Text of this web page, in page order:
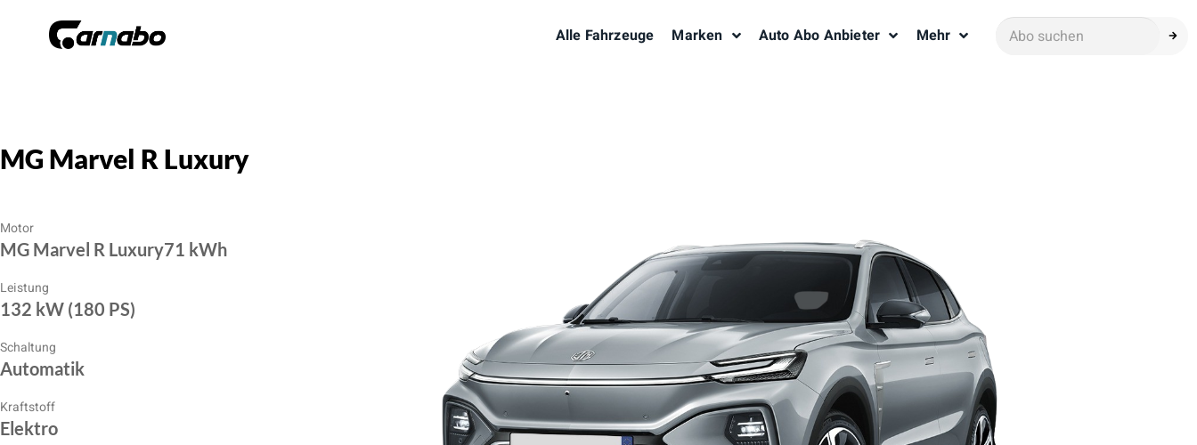
Alle Fahrzeuge Marken Auto Abo Anbieter Mehr
MG Marvel R Luxury
Motor
MG Marvel R Luxury71 kWh
Leistung
132 kW (180 PS)
Schaltung
Automatik
Kraftstoff
Elektro